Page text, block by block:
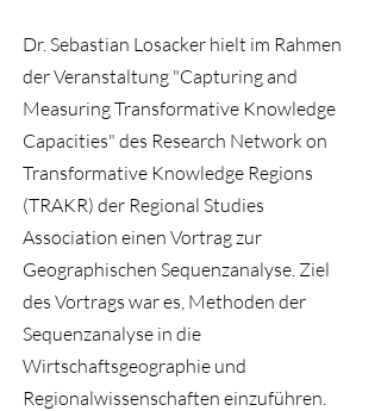
Dr. Sebastian Losacker hielt im Rahmen
der Veranstaltung "Capturing and
Measuring Transformative Knowledge
Capacities" des Research Network on
Transformative Knowledge Regions
(TRAKR) der Regional Studies
Association einen Vortrag zur
Geographischen Sequenzanalyse. Ziel
des Vortrags war es, Methoden der
Sequenzanalyse in die
Wirtschaftsgeographie und
Regionalwissenschaften einzuführen.